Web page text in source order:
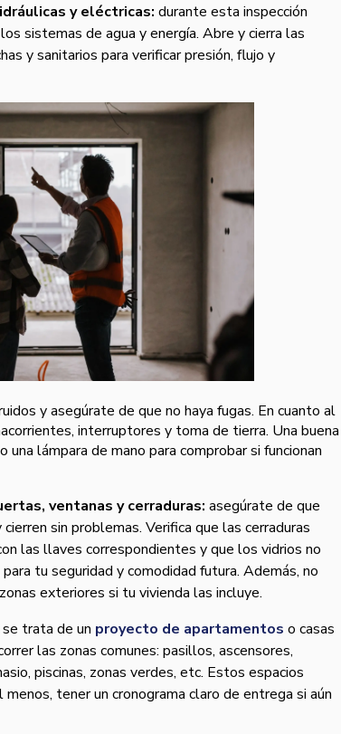
y eléctricas: durante esta inspección
sistemas de agua y energía. Abre y cierra las
y sanitarios para verificar presión, flujo y
y asegúrate de que no haya fugas. En cuanto al
interruptores y toma de tierra. Una buena
lámpara de mano para comprobar si funcionan
ventanas y cerraduras: asegúrate de que
sin problemas. Verifica que las cerraduras
las llaves correspondientes y que los vidrios no
tu seguridad y comodidad futura. Además, no
exteriores si tu vivienda las incluye.
trata de un proyecto de apartamentos o casas
las zonas comunes: pasillos, ascensores,
piscinas, zonas verdes, etc. Estos espacios
tener un cronograma claro de entrega si aún